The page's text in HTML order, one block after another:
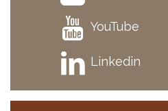
YouTube
Linkedin